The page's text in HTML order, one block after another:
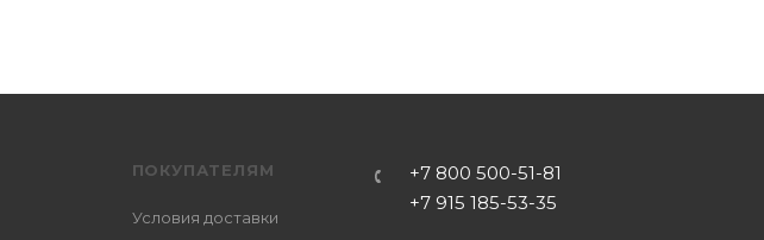
ПОКУПАТЕЛЯМ
Условия доставки
+7 800 500-51-81
+7 915 185-53-35